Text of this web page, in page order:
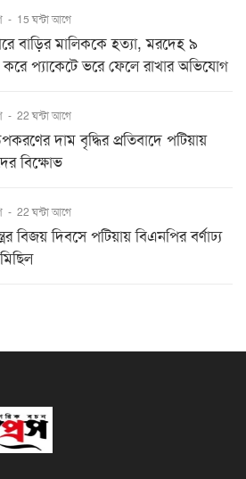
- 15 ঘন্টা আগে
বাড়ির মালিককে হত্যা, মরদেহ ৯
প্যাকেটে ভরে ফেলে রাখার অভিযোগ
- 22 ঘন্টা আগে
দাম বৃদ্ধির প্রতিবাদে পটিয়ায়
বিক্ষোভ
- 22 ঘন্টা আগে
বিজয় দিবসে পটিয়ায় বিএনপির বর্ণাঢ্য